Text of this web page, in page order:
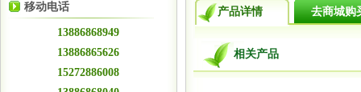
移动电话
13886868949
13886865626
15272886008
产品详情 去商城购
相关产品